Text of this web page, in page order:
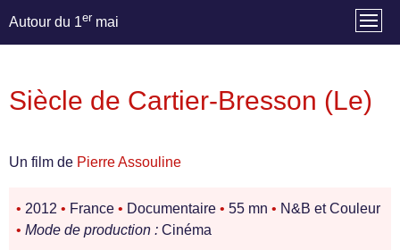
Autour du 1er mai
Siècle de Cartier-Bresson (Le)
Un film de Pierre Assouline
• 2012 • France • Documentaire • 55 mn • N&B et Couleur
• Mode de production : Cinéma